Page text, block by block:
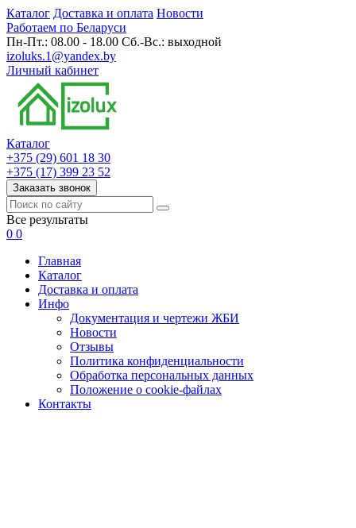
Каталог Доставка и оплата Новости
Работаем по Беларуси
Пн-Пт.: 08.00 - 18.00 Сб.-Вс.: выходной
izoluks.1@yandex.by
Личный кабинет
Каталог
+375 (29) 601 18 30
+375 (17) 399 23 52
Заказать звонок
Все результаты
0 0
Главная
Каталог
Доставка и оплата
Инфо
Документация и чертежи ЖБИ
Новости
Отзывы
Политика конфиденциальности
Обработка персональных данных
Положение о cookie-файлах
Контакты